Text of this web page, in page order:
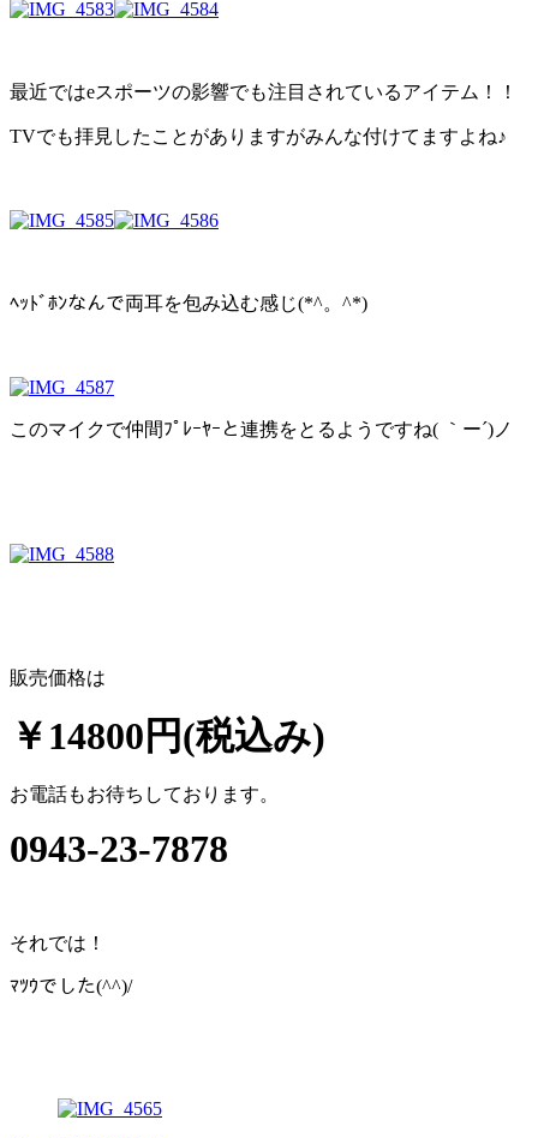
最近ではeスポーツの影響でも注目されているアイテム！！
TVでも拝見したことがありますがみんな付けてますよね♪
ﾍｯﾄﾞﾎﾝなんで両耳を包み込む感じ(*^。^*)
このマイクで仲間ﾌﾟﾚｰﾔｰと連携をとるようですね( ｀ー´)ノ
販売価格は
￥14800円(税込み)
お電話もお待ちしております。
0943-23-7878
それでは！
ﾏﾂｳでした(^^)/